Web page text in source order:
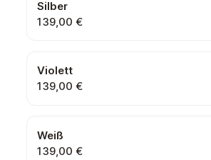
Silber
139,00 €
Violett
139,00 €
Weiß
139,00 €